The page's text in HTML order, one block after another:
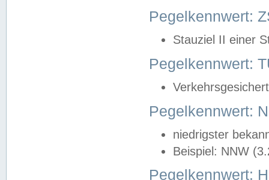
Pegelkennwert:
Stauziel II einer
Pegelkennwert:
Pegelkennwert:
niedrigster
Beispiel: NNW
Pegelkennwert: